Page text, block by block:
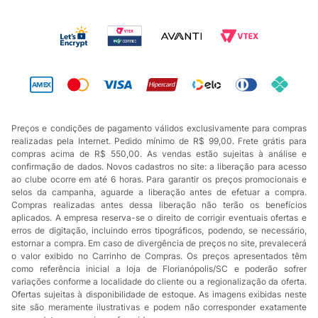
Preços e condições de pagamento válidos exclusivamente para compras
realizadas pela Internet. Pedido mínimo de R$ 99,00. Frete grátis para
compras acima de R$ 550,00. As vendas estão sujeitas à análise e
confirmação de dados. Novos cadastros no site: a liberação para acesso
ao clube ocorre em até 6 horas. Para garantir os preços promocionais e
selos da campanha, aguarde a liberação antes de efetuar a compra.
Compras realizadas antes dessa liberação não terão os benefícios
aplicados. A empresa reserva-se o direito de corrigir eventuais ofertas e
erros de digitação, incluindo erros tipográficos, podendo, se necessário,
estornar a compra. Em caso de divergência de preços no site, prevalecerá
o valor exibido no Carrinho de Compras. Os preços apresentados têm
como referência inicial a loja de Florianópolis/SC e poderão sofrer
variações conforme a localidade do cliente ou a regionalização da oferta.
Ofertas sujeitas à disponibilidade de estoque. As imagens exibidas neste
site são meramente ilustrativas e podem não corresponder exatamente